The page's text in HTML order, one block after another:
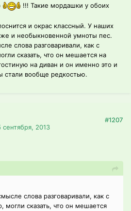
!!! Такие мордашки у обоих
и окрас классный. У наших
и необыкновенной умноты пес.
слова разговаривали, как с
сказать, что он мешается на
на диван и он именно это и
стали вообще редкостью.
сентября, 2013
#1207
слова разговаривали, как с
могли сказать, что он мешается